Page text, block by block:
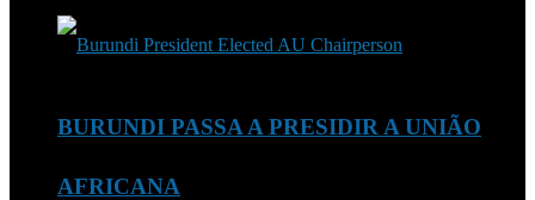
BURUNDI PASSA A PRESIDIR A UNIÃO
AFRICANA